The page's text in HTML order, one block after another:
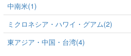
中南米(1)
ミクロネシア・ハワイ・グアム(2)
東アジア・中国・台湾(4)